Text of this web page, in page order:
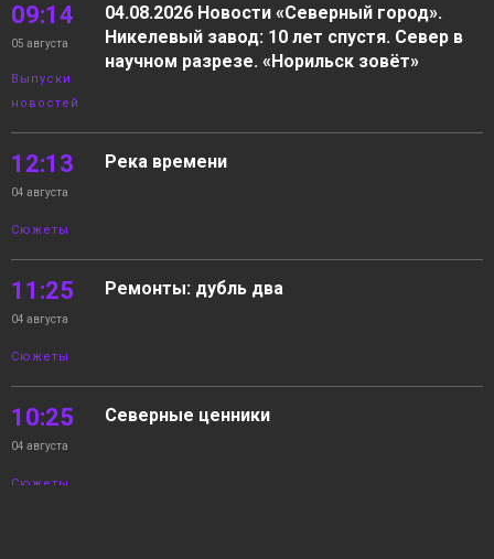
09:14
05 августа
Выпуски
новостей
04.08.2026 Новости «Северный город».
Никелевый завод: 10 лет спустя. Север в
научном разрезе. «Норильск зовёт»
12:13
04 августа
Сюжеты
Река времени
11:25
04 августа
Сюжеты
Ремонты: дубль два
10:25
04 августа
Сюжеты
Северные ценники